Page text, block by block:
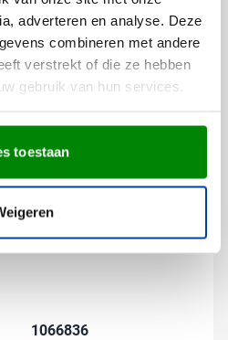
adverteren en analyse. Deze
combineren met andere
verstrekt of die ze hebben
gebruik van hun services.
toestaan
komen zelfs de meest
tot hun recht, waardoor je
gebruik.
van je
eruit ziet op deze
precies wat je kunt
Neem contact op met
mee voor het perfecte
1066836